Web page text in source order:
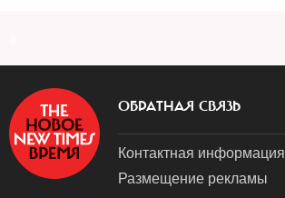
ОБРАТНАЯ СВЯЗЬ
Контактная информация
Размещение рекламы